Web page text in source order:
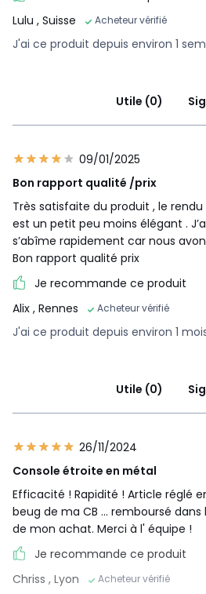
Lulu , Suisse Acheteur vérifié
J'ai ce produit depuis environ 1
Utile (0)
09/01/2025
Bon rapport qualité /prix
Très satisfaite du produit , le
est un petit peu moins élégant .
s’abîme rapidement car nous
Bon rapport qualité prix
Je recommande ce produit
Alix , Rennes Acheteur vérifié
J'ai ce produit depuis environ 1
Utile (0)
26/11/2024
Console étroite en métal
Efficacité ! Rapidité ! Article réglé
beug de ma CB ... remboursé dans
de mon achat. Merci à l' équipe !
Je recommande ce produit
Chriss , Lyon Acheteur vérifié